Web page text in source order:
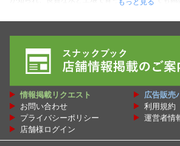
しては、栗山天満宮が学問の神様として知られ、
と秋に多くの観光客が訪れます。道の駅くりやまで
手に入り、「くりやまバーガー」も人気です。栗山
で、元プロ野球選手の栗山英樹氏の故郷として知ら
が楽しめ、町の温かみが感じられます。栗山町は
た穏やかな観光地です。そんな栗山町で楽しめるス
ウンジ・カラオケスナック・スナック喫茶・ダーツ
ハーフバー・タイパブなどの飲み屋さんの情報を、
じめ口コミ・レビューや栗山町のオススメ人気ラン
ブックでは紹介しています！ぜひ栗山町にある癒し
もっと見る
情報掲載リクエスト
広告販売
お問い合わせ
利用規約
プライバシーポリシー
運営者情
店舗様ログイン